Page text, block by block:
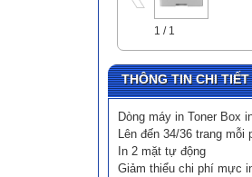
1 / 1
THÔNG TIN CHI TIẾT
Dòng máy in Toner Box
Lên đến 34/36 trang mỗi
In 2 mặt tự động
Giảm thiểu chi phí mực